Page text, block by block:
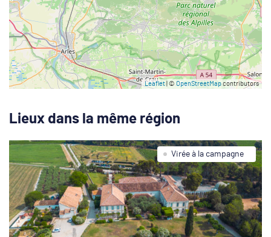
Leaflet | © OpenStreetMapcontributors
Lieux dans la même région
Virée à la campagne